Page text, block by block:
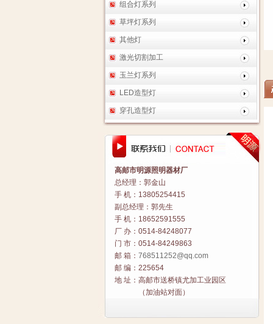
组合灯系列
草坪灯系列
其他灯
激光切割加工
玉兰灯系列
LED造型灯
穿孔造型灯
高邮市明源照明器材厂
总经理：郭金山
手 机：13805254415
副总经理：郭先生
手 机：18652591555
厂 办：0514-84248077
门 市：0514-84249863
邮 箱： 768511252@qq.com
邮 编：225654
地 址：高邮市送桥镇尤加工业园区
（加油站对面）